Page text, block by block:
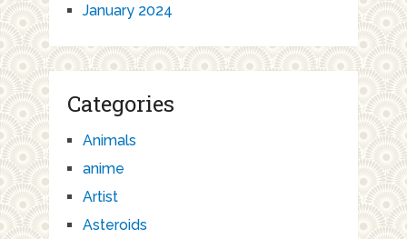
January 2024
Categories
Animals
anime
Artist
Asteroids